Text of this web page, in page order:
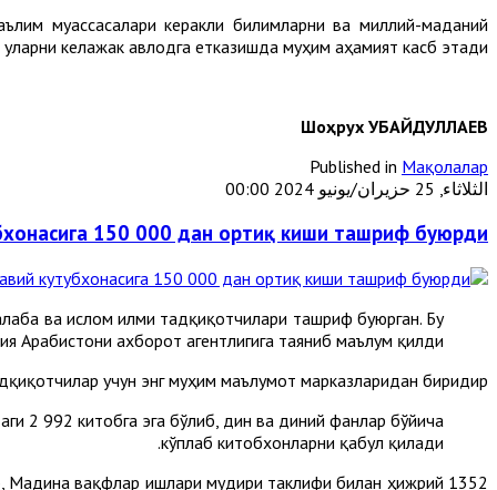
муассасалари керакли билимларни ва миллий-маданий
келажак авлодга етказишда муҳим аҳа­мият касб этади.
Шоҳрух УБАЙДУЛЛАЕВ
Published in Мақолалар
الثلاثاء, 25 حزيران/يونيو 2024 00:00
150 000 дан ортиқ киши ташриф буюрди
ва ислом илми тадқиқотчилари ташриф буюрган. Бу
Арабистони ахборот агентлигига таяниб маълум қилди.
учун энг муҳим маълумот марказларидан биридир.
2 992 китобга эга бўлиб, дин ва диний фанлар бўйича
кўплаб китобхонларни қабул қилади.
вақфлар ишлари мудири таклифи билан ҳижрий 1352